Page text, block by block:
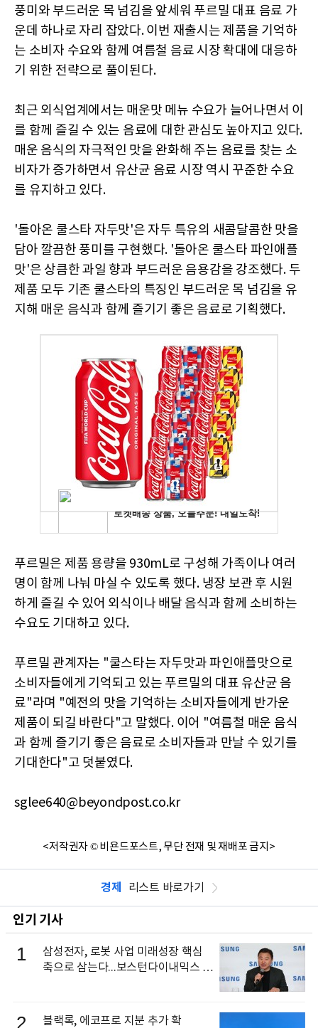
풍미와 부드러운 목 넘김을 앞세워 푸르밀 대표 음료 가
운데 하나로 자리 잡았다. 이번 재출시는 제품을 기억하
는 소비자 수요와 함께 여름철 음료 시장 확대에 대응하
기 위한 전략으로 풀이된다.
최근 외식업계에서는 매운맛 메뉴 수요가 늘어나면서 이
를 함께 즐길 수 있는 음료에 대한 관심도 높아지고 있다.
매운 음식의 자극적인 맛을 완화해 주는 음료를 찾는 소
비자가 증가하면서 유산균 음료 시장 역시 꾸준한 수요
를 유지하고 있다.
'돌아온 쿨스타 자두맛'은 자두 특유의 새콤달콤한 맛을
담아 깔끔한 풍미를 구현했다. '돌아온 쿨스타 파인애플
맛'은 상큼한 과일 향과 부드러운 음용감을 강조했다. 두
제품 모두 기존 쿨스타의 특징인 부드러운 목 넘김을 유
지해 매운 음식과 함께 즐기기 좋은 음료로 기획했다.
푸르밀은 제품 용량을 930mL로 구성해 가족이나 여러
명이 함께 나눠 마실 수 있도록 했다. 냉장 보관 후 시원
하게 즐길 수 있어 외식이나 배달 음식과 함께 소비하는
수요도 기대하고 있다.
푸르밀 관계자는 "쿨스타는 자두맛과 파인애플맛으로
소비자들에게 기억되고 있는 푸르밀의 대표 유산균 음
료"라며 "예전의 맛을 기억하는 소비자들에게 반가운
제품이 되길 바란다"고 말했다. 이어 "여름철 매운 음식
과 함께 즐기기 좋은 음료로 소비자들과 만날 수 있기를
기대한다"고 덧붙였다.
sglee640@beyondpost.co.kr
<저작권자 © 비욘드포스트, 무단 전재 및 재배포 금지>
경제 리스트 바로가기
인기 기사
1
삼성전자, 로봇 사업 미래성장 핵심
축으로 삼는다...보스턴다이내믹스 출
2 블랙록, 에코프로 지분 추가 확